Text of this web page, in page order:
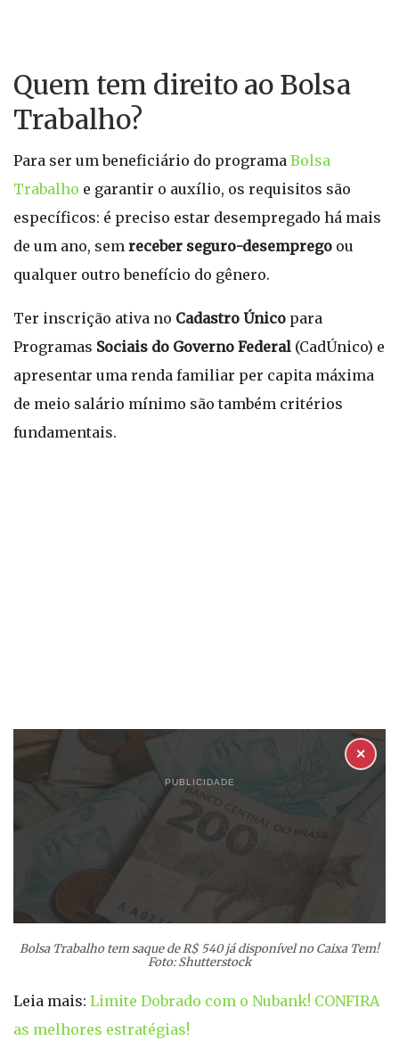
Quem tem direito ao Bolsa
Trabalho?
Para ser um beneficiário do programa Bolsa
Trabalho e garantir o auxílio, os requisitos são
específicos: é preciso estar desempregado há mais
de um ano, sem receber seguro-desemprego ou
qualquer outro benefício do gênero.
Ter inscrição ativa no Cadastro Único para
Programas Sociais do Governo Federal (CadÚnico) e
apresentar uma renda familiar per capita máxima
de meio salário mínimo são também critérios
fundamentais.
PUBLICIDADE
✕
Bolsa Trabalho tem saque de R$ 540 já disponível no Caixa Tem!
Foto: Shutterstock
Leia mais: Limite Dobrado com o Nubank! CONFIRA
as melhores estratégias!